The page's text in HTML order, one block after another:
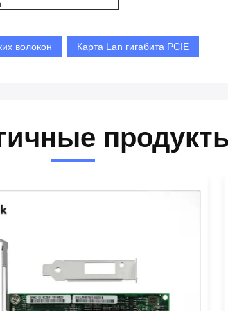
волокон Карта Lan гигабита PCIE